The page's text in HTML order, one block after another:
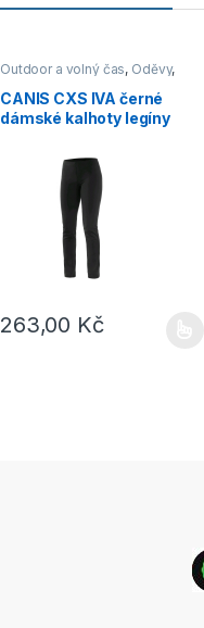
Outdoor a volný čas, Oděvy,
CANIS CXS IVA černé
dámské kalhoty legíny
263,00 Kč
Tento produkt má více